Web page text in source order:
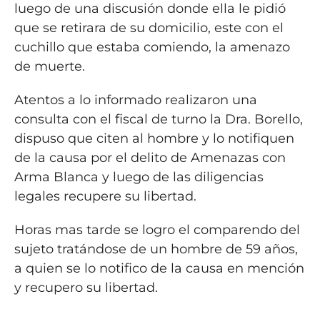
luego de una discusión donde ella le pidió
que se retirara de su domicilio, este con el
cuchillo que estaba comiendo, la amenazo
de muerte.
Atentos a lo informado realizaron una
consulta con el fiscal de turno la Dra. Borello,
dispuso que citen al hombre y lo notifiquen
de la causa por el delito de Amenazas con
Arma Blanca y luego de las diligencias
legales recupere su libertad.
Horas mas tarde se logro el comparendo del
sujeto tratándose de un hombre de 59 años,
a quien se lo notifico de la causa en mención
y recupero su libertad.